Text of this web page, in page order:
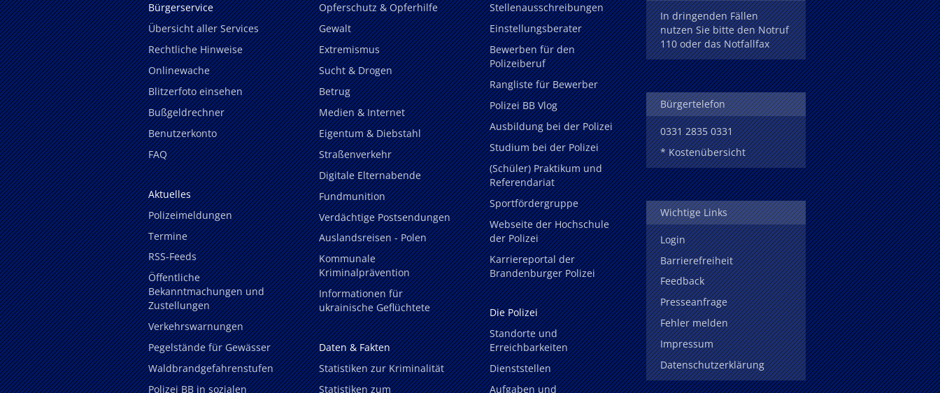
Bürgerservice
Übersicht aller Services
Rechtliche Hinweise
Onlinewache
Blitzerfoto einsehen
Bußgeldrechner
Benutzerkonto
FAQ
Aktuelles
Polizeimeldungen
Termine
RSS-Feeds
Öffentliche
Bekanntmachungen und
Zustellungen
Verkehrswarnungen
Pegelstände für Gewässer
Waldbrandgefahrenstufen
Polizei BB in sozialen
Opferschutz & Opferhilfe
Gewalt
Extremismus
Sucht & Drogen
Betrug
Medien & Internet
Eigentum & Diebstahl
Straßenverkehr
Digitale Elternabende
Fundmunition
Verdächtige Postsendungen
Auslandsreisen - Polen
Kommunale
Kriminalprävention
Informationen für
ukrainische Geflüchtete
Daten & Fakten
Statistiken zur Kriminalität
Statistiken zum
Stellenausschreibungen
Einstellungsberater
Bewerben für den
Polizeiberuf
Rangliste für Bewerber
Polizei BB Vlog
Ausbildung bei der Polizei
Studium bei der Polizei
(Schüler) Praktikum und
Referendariat
Sportfördergruppe
Webseite der Hochschule
der Polizei
Karriereportal der
Brandenburger Polizei
Die Polizei
Standorte und
Erreichbarkeiten
Dienststellen
Aufgaben und
In dringenden Fällen
nutzen Sie bitte den Notruf
110 oder das Notfallfax
Bürgertelefon
0331 2835 0331
* Kostenübersicht
Wichtige Links
Login
Barrierefreiheit
Feedback
Presseanfrage
Fehler melden
Impressum
Datenschutzerklärung